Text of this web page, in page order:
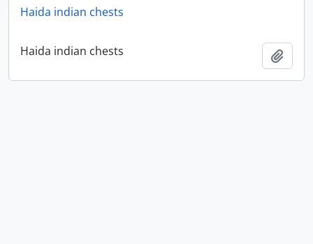
Haida indian chests
Haida indian chests